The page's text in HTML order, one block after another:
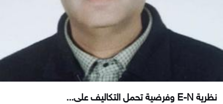
نظرية E-N وفرضية تحمل التكاليف على...